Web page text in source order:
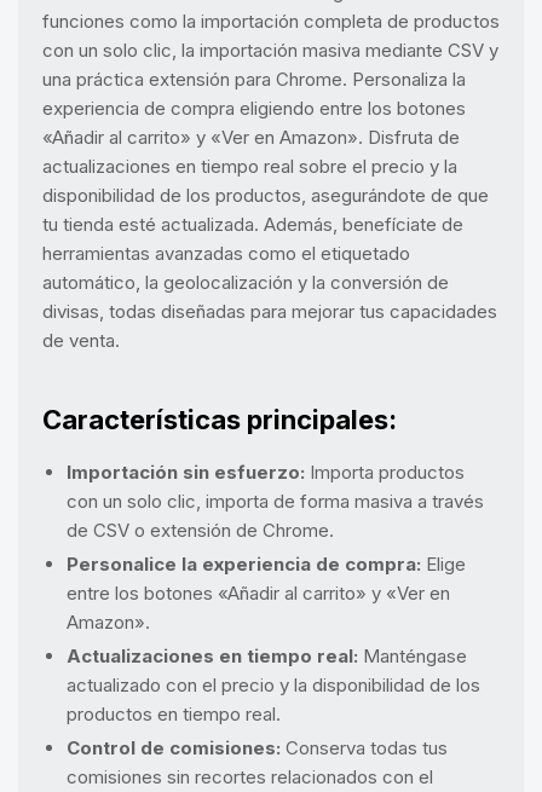
funciones como la importación completa de productos
con un solo clic, la importación masiva mediante CSV y
una práctica extensión para Chrome. Personaliza la
experiencia de compra eligiendo entre los botones
«Añadir al carrito» y «Ver en Amazon». Disfruta de
actualizaciones en tiempo real sobre el precio y la
disponibilidad de los productos, asegurándote de que
tu tienda esté actualizada. Además, benefíciate de
herramientas avanzadas como el etiquetado
automático, la geolocalización y la conversión de
divisas, todas diseñadas para mejorar tus capacidades
de venta.
Características principales:
Importación sin esfuerzo: Importa productos
con un solo clic, importa de forma masiva a través
de CSV o extensión de Chrome.
Personalice la experiencia de compra: Elige
entre los botones «Añadir al carrito» y «Ver en
Amazon».
Actualizaciones en tiempo real: Manténgase
actualizado con el precio y la disponibilidad de los
productos en tiempo real.
Control de comisiones: Conserva todas tus
comisiones sin recortes relacionados con el